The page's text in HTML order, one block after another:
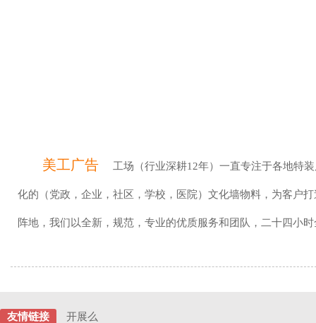
美工广告 工场（行业深耕12年）一直专注于各地特
化的（党政，企业，社区，学校，医院）文化墙物料，为客户
阵地，我们以全新，规范，专业的优质服务和团队，二十四小
友情链接 开展么